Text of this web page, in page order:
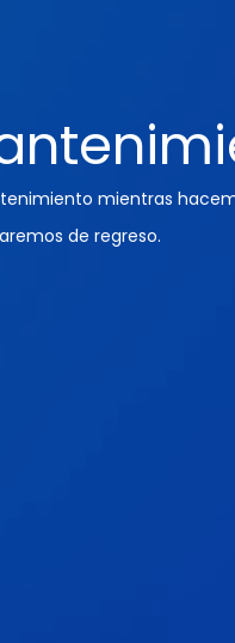
mientras
de regreso.